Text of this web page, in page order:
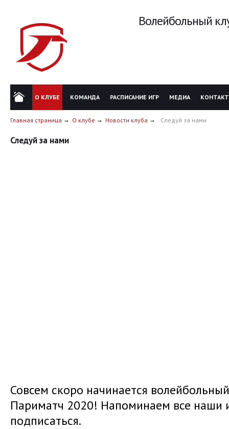
Волейбольный
О КЛУБЕ КОМАНДА РАСПИСАНИЕ ИГР МЕДИА
Главная страница О клубе Новости клуба Следуй за нами
Следуй за нами
Совсем скоро начинается
Париматч 2020! Напоминаем все наши
подписаться.